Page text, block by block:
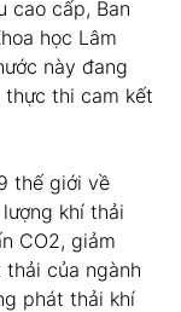
cao cấp, Ban
học Lâm
này đang
thực thi cam kết
thế giới về
khí thải
CO2, giảm
thải của ngành
phát thải khí